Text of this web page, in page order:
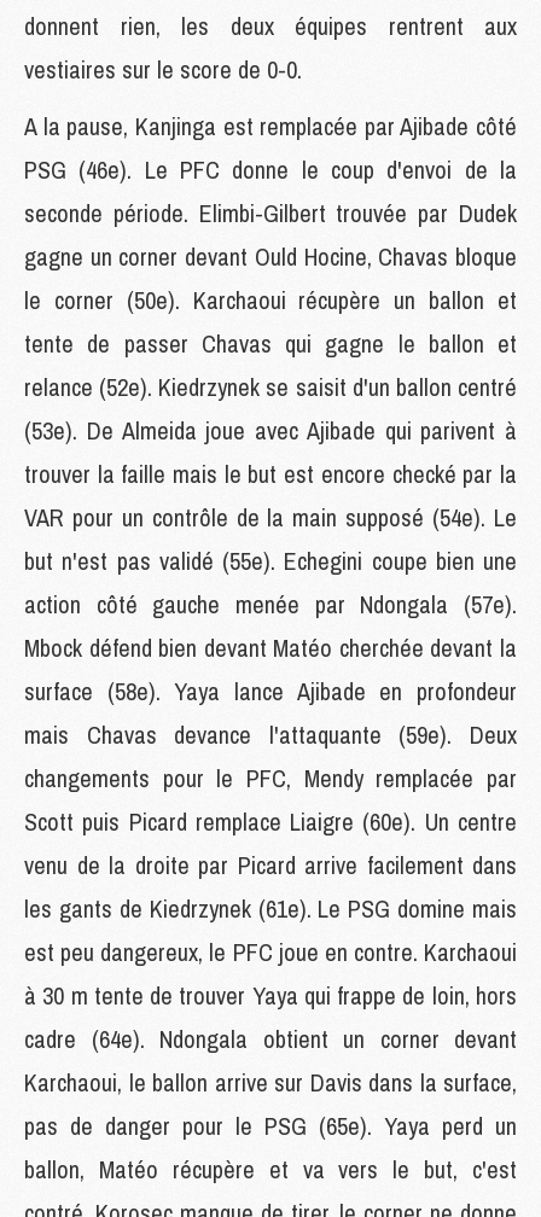
donnent rien, les deux équipes rentrent aux
vestiaires sur le score de 0-0.
A la pause, Kanjinga est remplacée par Ajibade côté
PSG (46e). Le PFC donne le coup d'envoi de la
seconde période. Elimbi-Gilbert trouvée par Dudek
gagne un corner devant Ould Hocine, Chavas bloque
le corner (50e). Karchaoui récupère un ballon et
tente de passer Chavas qui gagne le ballon et
relance (52e). Kiedrzynek se saisit d'un ballon centré
(53e). De Almeida joue avec Ajibade qui parivent à
trouver la faille mais le but est encore checké par la
VAR pour un contrôle de la main supposé (54e). Le
but n'est pas validé (55e). Echegini coupe bien une
action côté gauche menée par Ndongala (57e).
Mbock défend bien devant Matéo cherchée devant la
surface (58e). Yaya lance Ajibade en profondeur
mais Chavas devance l'attaquante (59e). Deux
changements pour le PFC, Mendy remplacée par
Scott puis Picard remplace Liaigre (60e). Un centre
venu de la droite par Picard arrive facilement dans
les gants de Kiedrzynek (61e). Le PSG domine mais
est peu dangereux, le PFC joue en contre. Karchaoui
à 30 m tente de trouver Yaya qui frappe de loin, hors
cadre (64e). Ndongala obtient un corner devant
Karchaoui, le ballon arrive sur Davis dans la surface,
pas de danger pour le PSG (65e). Yaya perd un
ballon, Matéo récupère et va vers le but, c'est